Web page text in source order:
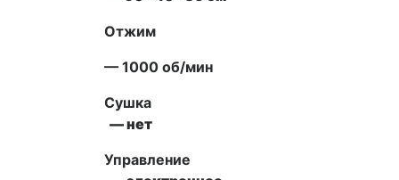
Отжим
— 1000 об/мин
Сушка
— нет
Управление